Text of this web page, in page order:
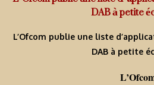
DAB à petite
L’Ofcom publie une liste
DAB à petite